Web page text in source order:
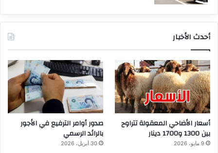
أحدث الأخبار
أسعار الأضاحي المعقولة تتراوح
بين 1300 و1700 دينار
9 مايو، 2026
صدور أوامر الترفيع في الأجور
بالرائد الرسمي
30 أبريل، 2026